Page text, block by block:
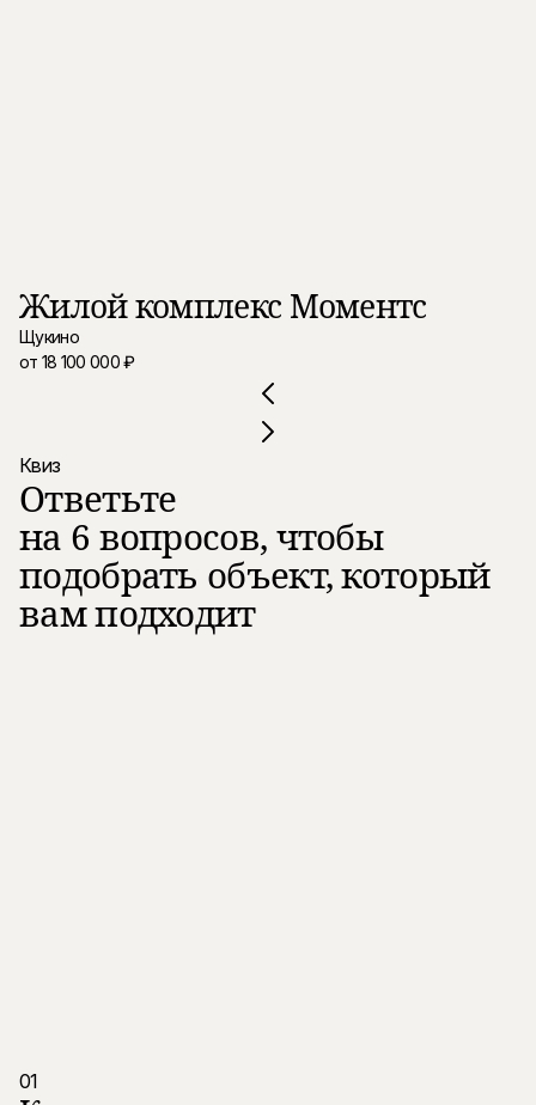
Жилой комплекс Моментс
Щукино
от 18 100 000 ₽
Квиз
Ответьте
на 6 вопросов, чтобы
подобрать объект, который
вам подходит
01